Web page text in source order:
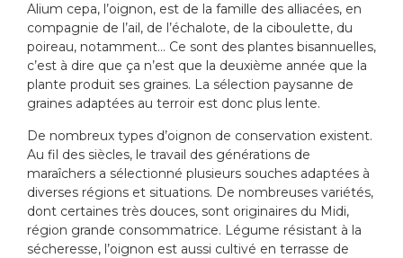
Alium cepa, l’oignon, est de la famille des alliacées, en
compagnie de l’ail, de l’échalote, de la ciboulette, du
poireau, notamment… Ce sont des plantes bisannuelles,
c’est à dire que ça n’est que la deuxième année que la
plante produit ses graines. La sélection paysanne de
graines adaptées au terroir est donc plus lente.
De nombreux types d’oignon de conservation existent.
Au fil des siècles, le travail des générations de
maraîchers a sélectionné plusieurs souches adaptées à
diverses régions et situations. De nombreuses variétés,
dont certaines très douces, sont originaires du Midi,
région grande consommatrice. Légume résistant à la
sécheresse, l’oignon est aussi cultivé en terrasse de